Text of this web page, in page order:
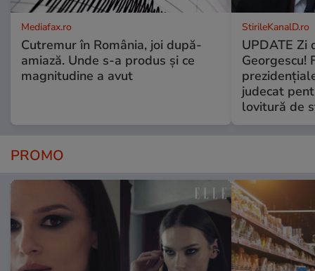
Mediafax.ro
Cutremur în România, joi după-
amiază. Unde s-a produs și ce
magnitudine a avut
StirileKanalD.ro
UPDATE Zi
Georgescu!
judecat
lovitură de
PROMO